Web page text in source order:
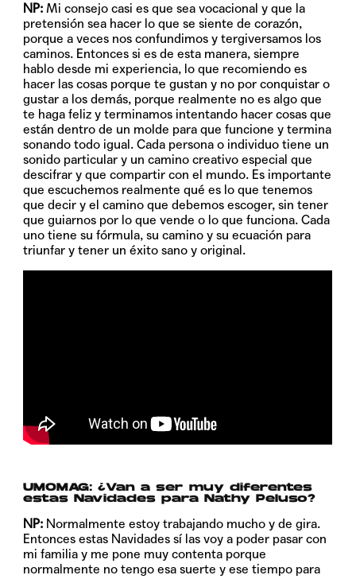
NP: Mi consejo casi es que sea vocacional y que la
pretensión sea hacer lo que se siente de corazón,
porque a veces nos confundimos y tergiversamos los
caminos. Entonces si es de esta manera, siempre
hablo desde mi experiencia, lo que recomiendo es
hacer las cosas porque te gustan y no por conquistar o
gustar a los demás, porque realmente no es algo que
te haga feliz y terminamos intentando hacer cosas que
están dentro de un molde para que funcione y termina
sonando todo igual. Cada persona o individuo tiene un
sonido particular y un camino creativo especial que
descifrar y que compartir con el mundo. Es importante
que escuchemos realmente qué es lo que tenemos
que decir y el camino que debemos escoger, sin tener
que guiarnos por lo que vende o lo que funciona. Cada
uno tiene su fórmula, su camino y su ecuación para
triunfar y tener un éxito sano y original.
UMOMAG: ¿Van a ser muy diferentes
estas Navidades para Nathy Peluso?
NP: Normalmente estoy trabajando mucho y de gira.
Entonces estas Navidades sí las voy a poder pasar con
mi familia y me pone muy contenta porque
normalmente no tengo esa suerte y ese tiempo para